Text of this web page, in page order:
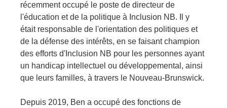
récemment occupé le poste de directeur de
l'éducation et de la politique à Inclusion NB. Il y
était responsable de l'orientation des politiques et
de la défense des intérêts, en se faisant champion
des efforts d'Inclusion NB pour les personnes ayant
un handicap intellectuel ou développemental, ainsi
que leurs familles, à travers le Nouveau-Brunswick.
Depuis 2019, Ben a occupé des fonctions de